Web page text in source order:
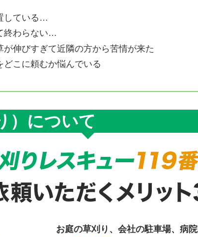
している…
終わらない…
伸びすぎて近隣の方から苦情が来た
こに頼むか悩んでいる
）について
お庭の草刈り、会社の駐車場、病